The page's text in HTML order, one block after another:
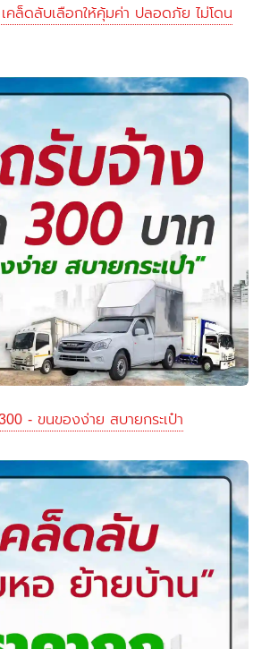
คล็ดลับเลือกให้คุ้มค่า ปลอดภัย ไม่โดน
- ขนของง่าย สบายกระเป๋า